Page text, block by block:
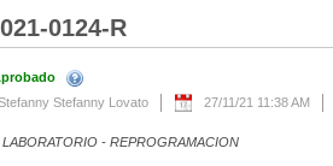
0124-R
Stefanny Lovato
27/11/21 11:38 AM
- REPROGRAMACION